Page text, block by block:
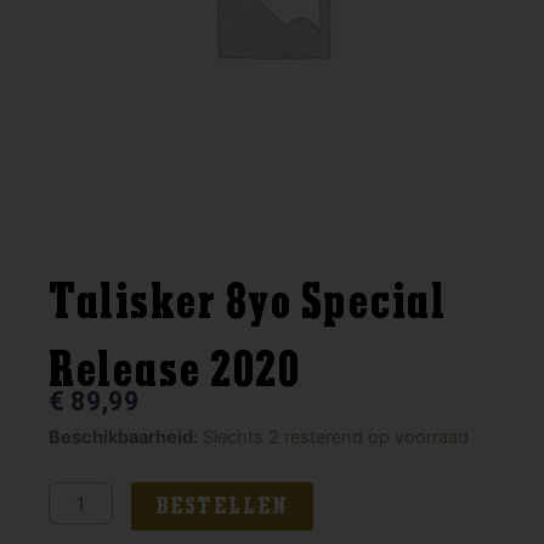
Talisker 8yo Special
Release 2020
€ 89,99
Beschikbaarheid: Slechts 2 resterend op voorraad
Talisker
Special
BESTELLEN